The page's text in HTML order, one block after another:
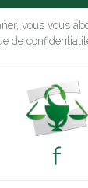
vous vous
de